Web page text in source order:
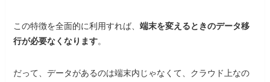
この特徴を全面的に利用すれば、端末を変えるときのデータ移
行が必要なくなります。
だって、データがあるのは端末内じゃなくて、クラウド上なの